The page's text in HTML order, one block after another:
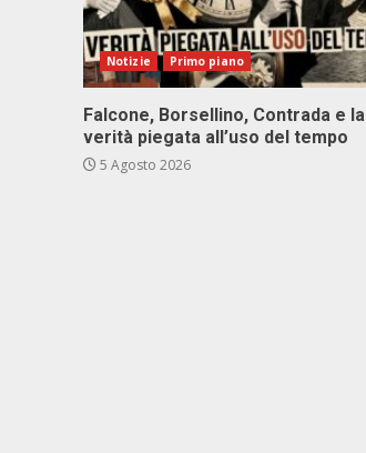
Notizie Primo piano
Falcone, Borsellino, Contrada e la
verità piegata all’uso del tempo
5 Agosto 2026